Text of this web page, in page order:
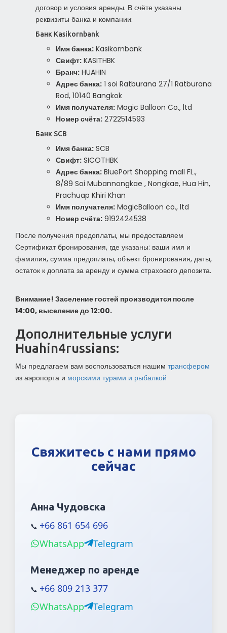
договор и условия аренды. В счёте указаны
реквизиты банка и компании:
Банк Kasikornbank
Имя банка: Kasikornbank
Свифт: KASITHBK
Бранч: HUAHIN
Адрес банка: 1 soi Ratburana 27/1 Ratburana
Rod, 10140 Bangkok
Имя получателя: Magic Balloon Co., ltd
Номер счёта: 2722514593
Банк SCB
Имя банка: SCB
Свифт: SICOTHBK
Адрес банка: BluePort Shopping mall FL.,
8/89 Soi Mubannongkae , Nongkae, Hua Hin,
Prachuap Khiri Khan
Имя получателя: MagicBalloon co., ltd
Номер счёта: 9192424538
После получения предоплаты, мы предоставляем
Сертификат бронирования, где указаны: ваши имя и
фамилия, сумма предоплаты, объект бронирования, даты,
остаток к доплата за аренду и сумма страхового депозита.
Внимание! Заселение гостей производится после
14:00, выселение до 12:00.
Дополнительные услуги
Huahin4russians:
Мы предлагаем вам воспользоваться нашим трансфером
из аэропорта и морскими турами и рыбалкой
Свяжитесь с нами прямо
сейчас
Анна Чудовска
📞 +66 861 654 696
WhatsApp
Telegram
Менеджер по аренде
📞 +66 809 213 377
WhatsApp
Telegram